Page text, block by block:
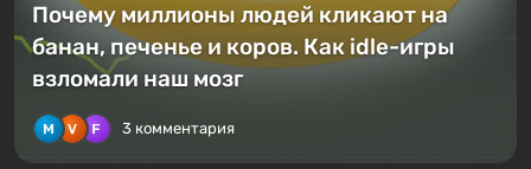
Почему миллионы людей кликают на
банан, печенье и коров. Как idle-игры
взломали наш мозг
3 комментария